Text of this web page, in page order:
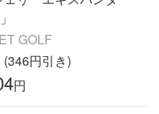
GOLF
円引き)
円